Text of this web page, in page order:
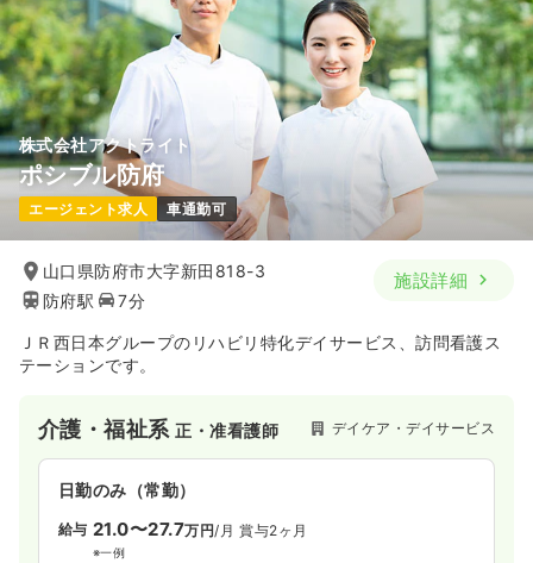
株式会社アクトライト
ポシブル防府
エージェント求人 車通勤可
山口県防府市大字新田818-3
防府駅
7分
施設詳細
ＪＲ西日本グループのリハビリ特化デイサービス、訪問看護ス
テーションです。
介護・福祉系正・准看護師 デイケア・デイサービス
日勤のみ（常勤）
給与 21.0〜27.7万円/月 賞与2ヶ月
※一例